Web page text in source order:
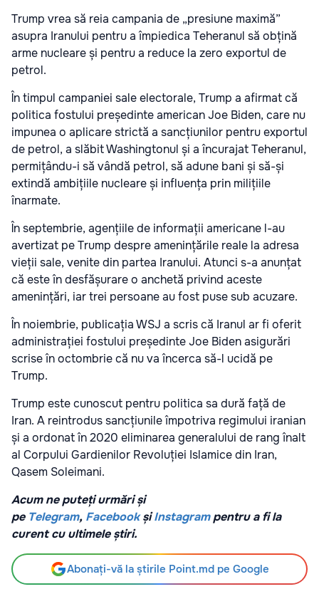
Trump vrea să reia campania de „presiune maximă”
asupra Iranului pentru a împiedica Teheranul să obțină
arme nucleare și pentru a reduce la zero exportul de
petrol.
În timpul campaniei sale electorale, Trump a afirmat că
politica fostului președinte american Joe Biden, care nu
impunea o aplicare strictă a sancțiunilor pentru exportul
de petrol, a slăbit Washingtonul și a încurajat Teheranul,
permițându-i să vândă petrol, să adune bani și să-și
extindă ambițiile nucleare și influența prin milițiile
înarmate.
În septembrie, agențiile de informații americane l-au
avertizat pe Trump despre amenințările reale la adresa
vieții sale, venite din partea Iranului. Atunci s-a anunțat
că este în desfășurare o anchetă privind aceste
amenințări, iar trei persoane au fost puse sub acuzare.
În noiembrie, publicația WSJ a scris că Iranul ar fi oferit
administrației fostului președinte Joe Biden asigurări
scrise în octombrie că nu va încerca să-l ucidă pe
Trump.
Trump este cunoscut pentru politica sa dură față de
Iran. A reintrodus sancțiunile împotriva regimului iranian
și a ordonat în 2020 eliminarea generalului de rang înalt
al Corpului Gardienilor Revoluției Islamice din Iran,
Qasem Soleimani.
Acum ne puteți urmări și
pe Telegram, FacebookșiInstagrampentru a fi la
curent cu ultimele știri.
Abonați-vă la știrile Point.md pe Google